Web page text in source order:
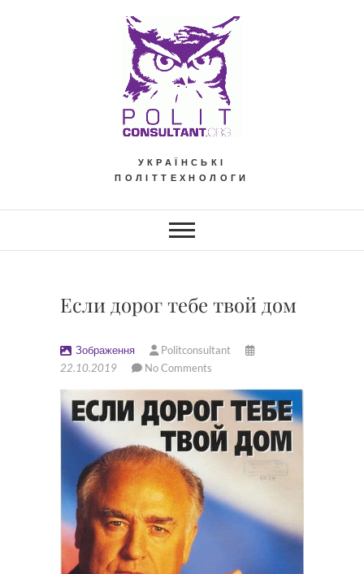
УКРАЇНСЬКІ
ПОЛІТТЕХНОЛОГИ
Если дорог тебе твой дом
Зображення
Politconsultant
22.10.2019
No Comments